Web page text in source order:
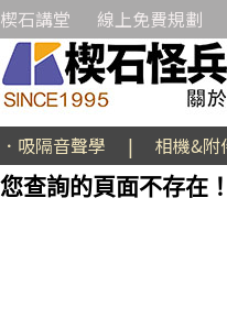
楔石講堂 線上免費規劃
．吸隔音聲學 | 相機&附
您查詢的頁面不存在！